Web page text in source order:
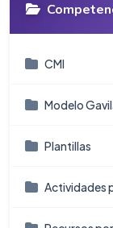
CMI
Modelo
Plantillas
Actividades